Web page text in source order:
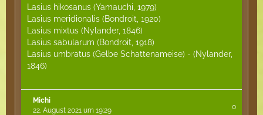
Lasius hikosanus (Yamauchi, 1979)
Lasius meridionalis (Bondroit, 1920)
Lasius mixtus (Nylander, 1846)
Lasius sabularum (Bondroit, 1918)
Lasius umbratus (Gelbe Schattenameise) - (Nylander,
1846)
Michi
22. August 2021 um 19:29
0